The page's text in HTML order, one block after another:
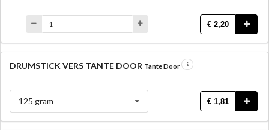
€ 2,20
DRUMSTICK VERS TANTE DOOR Tante Door
125 gram € 1,81